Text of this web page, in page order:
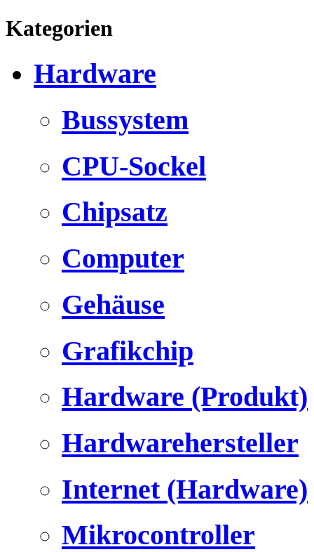
Kategorien
Hardware
Bussystem
CPU-Sockel
Chipsatz
Computer
Gehäuse
Grafikchip
Hardware (Produkt)
Hardwarehersteller
Internet (Hardware)
Mikrocontroller